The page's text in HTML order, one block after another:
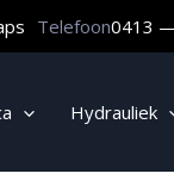
Telefoon0413
Hydrauliek